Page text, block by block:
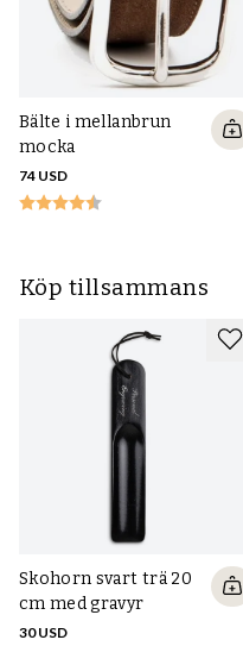
Bälte i mellanbrun
mocka
74 USD
Köp tillsammans
Skohorn svart trä 20
cm med gravyr
30 USD